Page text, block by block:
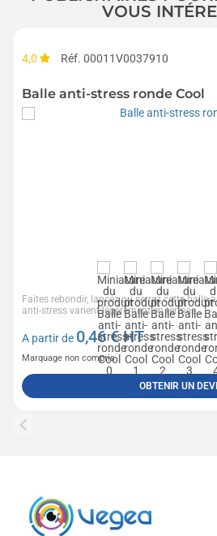
VOUS
4,0 Réf. 00011V0037910
Balle anti-stress ronde Cool
Faites rebondir, lancez ou serrez cette balle
anti-stress varient légèrement en termes...
A partir de 0,46€ HT
Marquage non compris
OBTENIR UN